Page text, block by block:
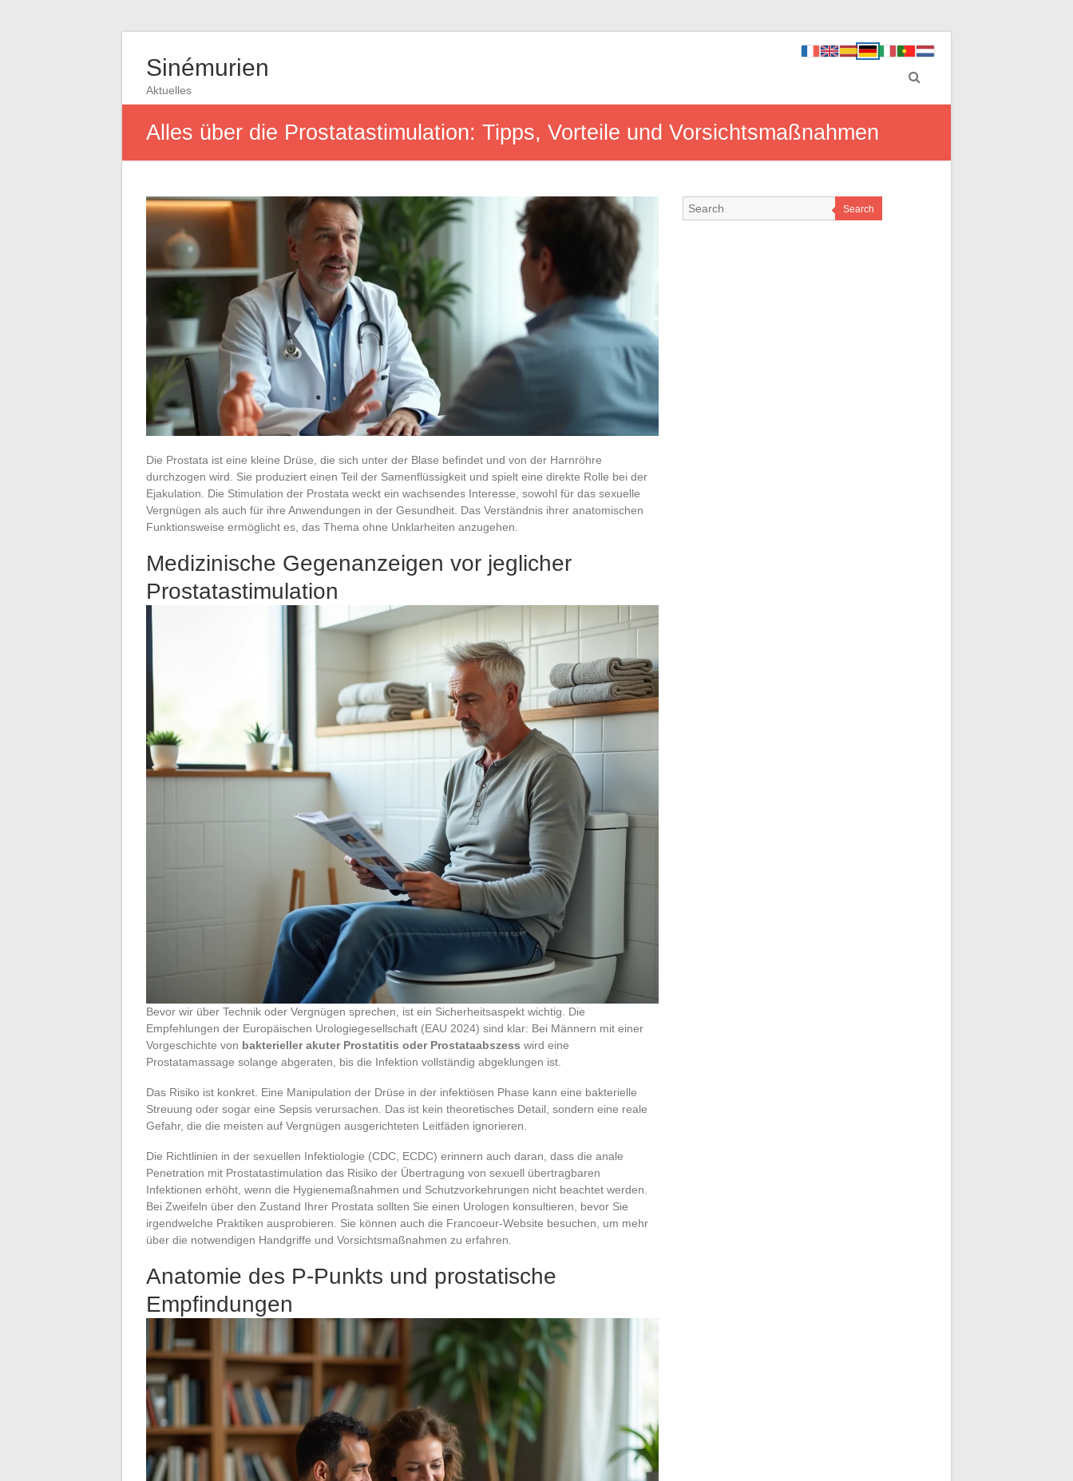
Sinémurien
Aktuelles
Alles über die Prostatastimulation: Tipps, Vorteile und Vorsichtsmaßnahmen
Die Prostata ist eine kleine Drüse, die sich unter der Blase befindet und von der Harnröhre
durchzogen wird. Sie produziert einen Teil der Samenflüssigkeit und spielt eine direkte Rolle bei der
Ejakulation. Die Stimulation der Prostata weckt ein wachsendes Interesse, sowohl für das sexuelle
Vergnügen als auch für ihre Anwendungen in der Gesundheit. Das Verständnis ihrer anatomischen
Funktionsweise ermöglicht es, das Thema ohne Unklarheiten anzugehen.
Medizinische Gegenanzeigen vor jeglicher
Prostatastimulation
Bevor wir über Technik oder Vergnügen sprechen, ist ein Sicherheitsaspekt wichtig. Die
Empfehlungen der Europäischen Urologiegesellschaft (EAU 2024) sind klar: Bei Männern mit einer
Vorgeschichte von bakterieller akuter Prostatitis oder Prostataabszess wird eine
Prostatamassage solange abgeraten, bis die Infektion vollständig abgeklungen ist.
Das Risiko ist konkret. Eine Manipulation der Drüse in der infektiösen Phase kann eine bakterielle
Streuung oder sogar eine Sepsis verursachen. Das ist kein theoretisches Detail, sondern eine reale
Gefahr, die die meisten auf Vergnügen ausgerichteten Leitfäden ignorieren.
Die Richtlinien in der sexuellen Infektiologie (CDC, ECDC) erinnern auch daran, dass die anale
Penetration mit Prostatastimulation das Risiko der Übertragung von sexuell übertragbaren
Infektionen erhöht, wenn die Hygienemaßnahmen und Schutzvorkehrungen nicht beachtet werden.
Bei Zweifeln über den Zustand Ihrer Prostata sollten Sie einen Urologen konsultieren, bevor Sie
irgendwelche Praktiken ausprobieren. Sie können auch die Francoeur-Website besuchen, um mehr
über die notwendigen Handgriffe und Vorsichtsmaßnahmen zu erfahren.
Anatomie des P-Punkts und prostatische
Empfindungen
Search